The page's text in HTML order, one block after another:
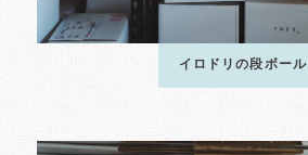
イロドリの段ボール